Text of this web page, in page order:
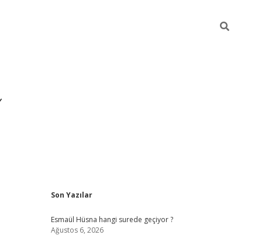
Sidebar
Son Yazılar
Esmaül Hüsna hangi surede geçiyor ?
Ağustos 6, 2026